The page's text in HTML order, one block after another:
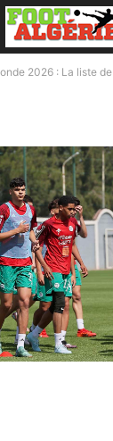
2026 : La liste